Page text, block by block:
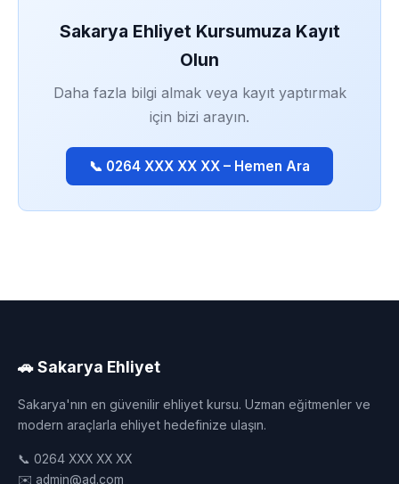
Sakarya Ehliyet Kursumuza Kayıt
Olun
Daha fazla bilgi almak veya kayıt yaptırmak
için bizi arayın.
📞 0264 XXX XX XX – Hemen Ara
🚗 Sakarya Ehliyet
Sakarya'nın en güvenilir ehliyet kursu. Uzman eğitmenler ve
modern araçlarla ehliyet hedefinize ulaşın.
📞 0264 XXX XX XX
✉️ admin@ad.com